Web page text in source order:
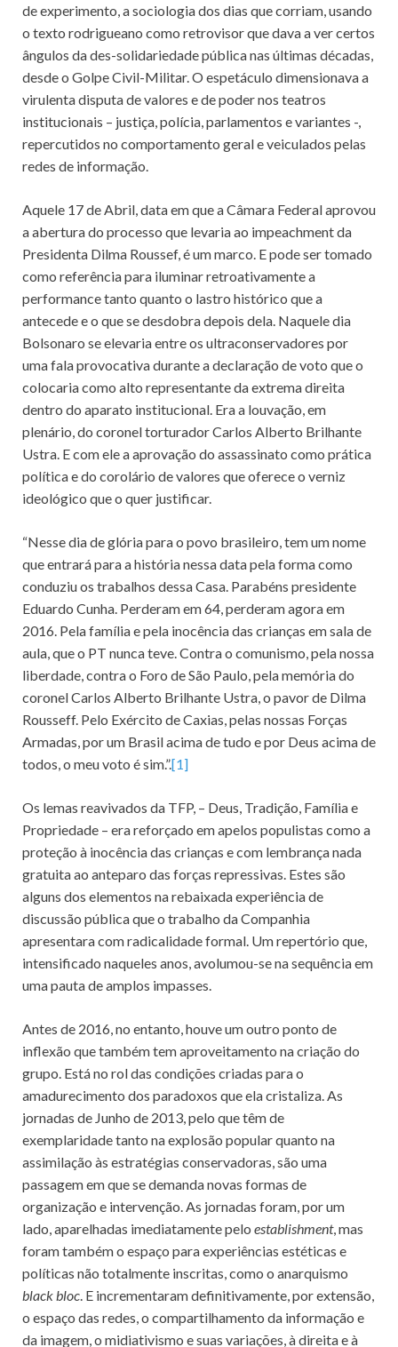
de experimento, a sociologia dos dias que corriam, usando
o texto rodrigueano como retrovisor que dava a ver certos
ângulos da des-solidariedade pública nas últimas décadas,
desde o Golpe Civil-Militar. O espetáculo dimensionava a
virulenta disputa de valores e de poder nos teatros
institucionais – justiça, polícia, parlamentos e variantes -,
repercutidos no comportamento geral e veiculados pelas
redes de informação.
Aquele 17 de Abril, data em que a Câmara Federal aprovou
a abertura do processo que levaria ao impeachment da
Presidenta Dilma Roussef, é um marco. E pode ser tomado
como referência para iluminar retroativamente a
performance tanto quanto o lastro histórico que a
antecede e o que se desdobra depois dela. Naquele dia
Bolsonaro se elevaria entre os ultraconservadores por
uma fala provocativa durante a declaração de voto que o
colocaria como alto representante da extrema direita
dentro do aparato institucional. Era a louvação, em
plenário, do coronel torturador Carlos Alberto Brilhante
Ustra. E com ele a aprovação do assassinato como prática
política e do corolário de valores que oferece o verniz
ideológico que o quer justificar.
“Nesse dia de glória para o povo brasileiro, tem um nome
que entrará para a história nessa data pela forma como
conduziu os trabalhos dessa Casa. Parabéns presidente
Eduardo Cunha. Perderam em 64, perderam agora em
2016. Pela família e pela inocência das crianças em sala de
aula, que o PT nunca teve. Contra o comunismo, pela nossa
liberdade, contra o Foro de São Paulo, pela memória do
coronel Carlos Alberto Brilhante Ustra, o pavor de Dilma
Rousseff. Pelo Exército de Caxias, pelas nossas Forças
Armadas, por um Brasil acima de tudo e por Deus acima de
todos, o meu voto é sim.”.[1]
Os lemas reavivados da TFP, – Deus, Tradição, Família e
Propriedade – era reforçado em apelos populistas como a
proteção à inocência das crianças e com lembrança nada
gratuita ao anteparo das forças repressivas. Estes são
alguns dos elementos na rebaixada experiência de
discussão pública que o trabalho da Companhia
apresentara com radicalidade formal. Um repertório que,
intensificado naqueles anos, avolumou-se na sequência em
uma pauta de amplos impasses.
Antes de 2016, no entanto, houve um outro ponto de
inflexão que também tem aproveitamento na criação do
grupo. Está no rol das condições criadas para o
amadurecimento dos paradoxos que ela cristaliza. As
jornadas de Junho de 2013, pelo que têm de
exemplaridade tanto na explosão popular quanto na
assimilação às estratégias conservadoras, são uma
passagem em que se demanda novas formas de
organização e intervenção. As jornadas foram, por um
lado, aparelhadas imediatamente pelo establishment, mas
foram também o espaço para experiências estéticas e
políticas não totalmente inscritas, como o anarquismo
black bloc . E incrementaram definitivamente, por extensão,
o espaço das redes, o compartilhamento da informação e
da imagem, o midiativismo e suas variações, à direita e à